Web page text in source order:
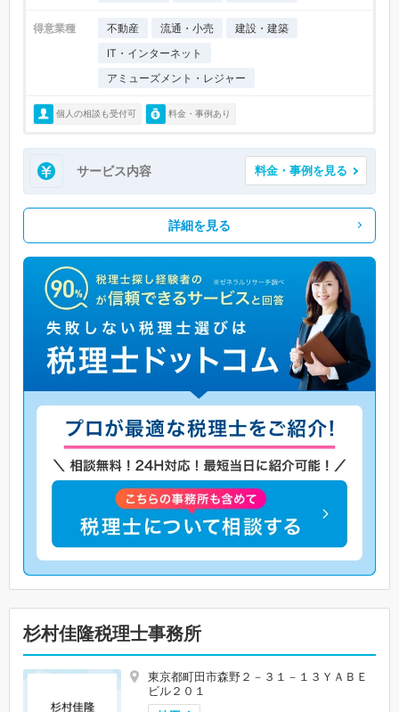
得意業種 不動産 流通・小売
建設・建築
IT・インターネット
アミューズメント・レジャー
個人の相談も受付可 料金・事例あり
サービス内容 料金・事例を見る
詳細を見る
杉村佳隆税理士事務所
東京都町田市森野２－３１－１３ＹＡＢＥ
ビル２０１